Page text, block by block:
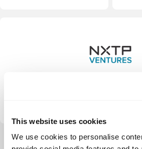
This website uses cookies
We use cookies to personalise
Ver más